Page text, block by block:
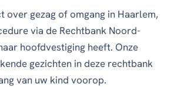
over gezag of omgang in Haarlem,
via de Rechtbank Noord-
hoofdvestiging heeft. Onze
gezichten in deze rechtbank
van uw kind voorop.